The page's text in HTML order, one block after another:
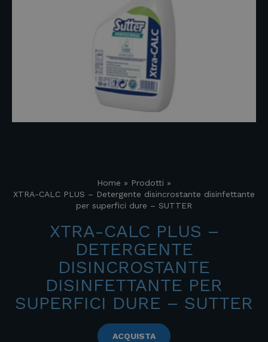
Home » Prodotti »
XTRA-CALC PLUS – Detergente disincrostante disinfettante
per superfici dure – SUTTER
XTRA-CALC PLUS –
DETERGENTE
DISINCROSTANTE
DISINFETTANTE PER
SUPERFICI DURE – SUTTER
ACQUISTA